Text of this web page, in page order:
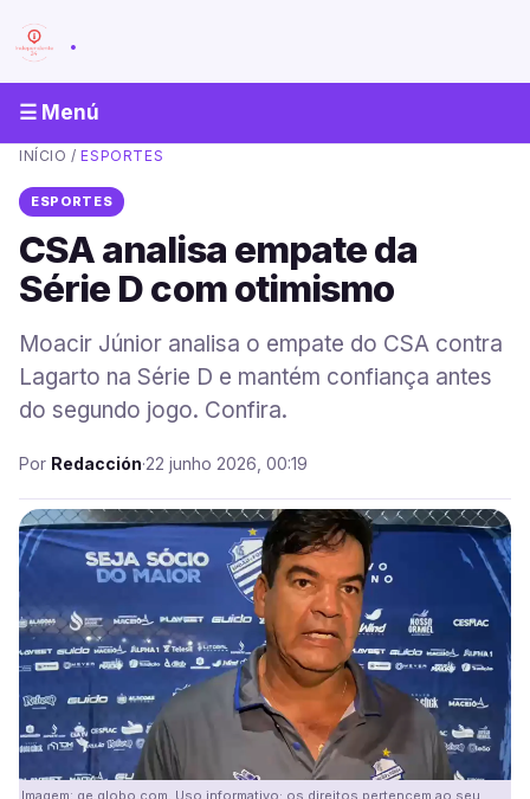
.
☰ Menú
INÍCIO /ESPORTES
ESPORTES
CSA analisa empate da
Série D com otimismo
Moacir Júnior analisa o empate do CSA contra
Lagarto na Série D e mantém confiança antes
do segundo jogo. Confira.
Por Redacción·22 junho 2026, 00:19
Imagem: ge.globo.com. Uso informativo; os direitos pertencem ao seu